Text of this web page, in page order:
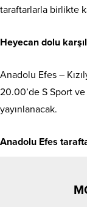
taraftarlarla birlikte
Heyecan dolu
Anadolu Efes –
20.00’de S Sport
yayınlanacak.
Anadolu Efes